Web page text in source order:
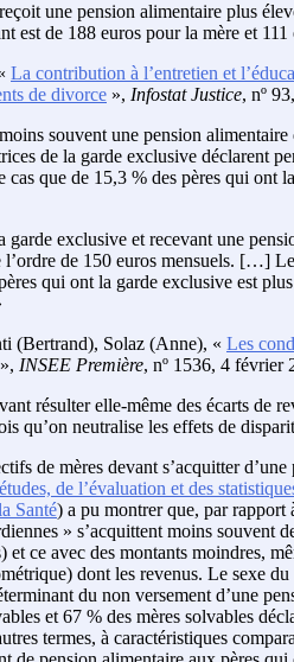
une pension alimentaire plus
est de 188 euros pour la mère et
La contribution à l’entretien et
de divorce », Infostat Justice, nº
souvent une pension alimentaire
de la garde exclusive déclarent
cas que de 15,3 % des pères qui ont
garde exclusive et recevant une
l’ordre de 150 euros mensuels. […]
qui ont la garde exclusive est
(Bertrand), Solaz (Anne), « Les
», INSEE Première, nº 1536, 4 février
résulter elle-même des écarts de
qu’on neutralise les effets de
de mères devant s’acquitter
de l’évaluation et des
Santé) a pu montrer que, par rapport
» s’acquittent moins souvent
et ce avec des montants moindres,
dont les revenus. Le sexe
du non versement d’une
et 67 % des mères solvables
termes, à caractéristiques